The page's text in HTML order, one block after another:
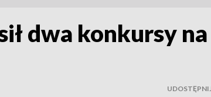
dwa konkursy